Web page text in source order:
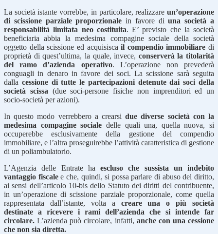
La società istante vorrebbe, in particolare, realizzare un’operazione
di scissione parziale proporzionale in favore diuna società a
responsabilità limitata neo costituita. E’ previsto che la società
beneficiaria abbia la medesima compagine sociale della società
oggetto della scissione ed acquisisca il compendio immobiliare di
proprietà di quest’ultima, la quale, invece, conserverà la titolarità
del ramo d’azienda operativo. L’operazione non prevederà
conguagli in denaro in favore dei soci. La scissione sarà seguita
dalla cessione di tutte le partecipazioni detenute dai soci della
società scissa (due soci-persone fisiche non imprenditori ed un
socio-società per azioni).
In questo modo verrebbero a crearsidue diverse società con la
medesima compagine sociale delle quali una, quella nuova, si
occuperebbe esclusivamente della gestione del compendio
immobiliare, e l’altra proseguirebbe l’attività caratteristica di gestione
di un poliambulatorio.
L’Agenzia delle Entrate ha escluso che sussista un indebito
vantaggio fiscalee che, quindi, si possa parlare di abuso del diritto,
ai sensi dell’articolo 10-bis dello Statuto dei diritti del contribuente,
in un’operazione di scissione parziale proporzionale, come quella
rappresentata dall’istante, volta a creare una o più società
destinate a ricevere i rami dell’azienda che si intende far
circolare. L’azienda può circolare, infatti, anche con una cessione
che non sia diretta.